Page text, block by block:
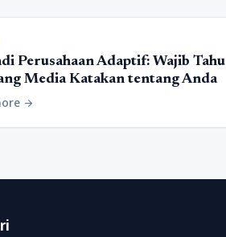
Perusahaan Adaptif: Wajib Tahu
Media Katakan tentang Anda
arrow_forward